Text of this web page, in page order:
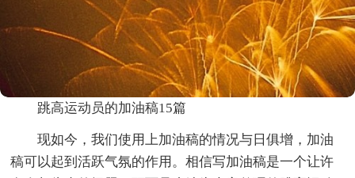
跳高运动员的加油稿15篇
现如今，我们使用上加油稿的情况与日俱增，加油
稿可以起到活跃气氛的作用。相信写加油稿是一个让许